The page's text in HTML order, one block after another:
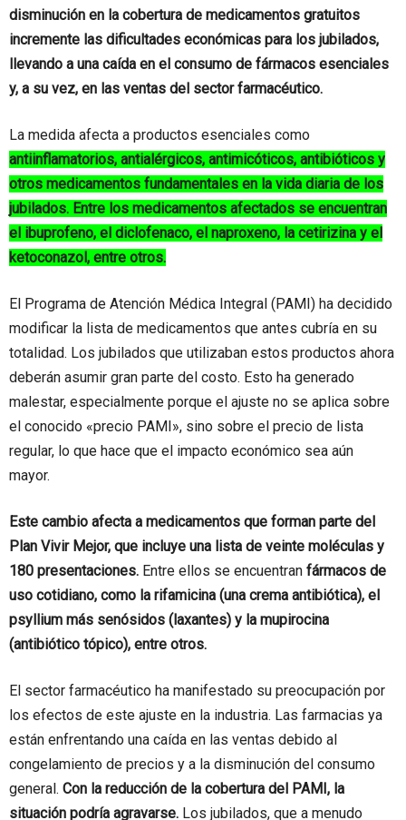
disminución en la cobertura de medicamentos gratuitos
incremente las dificultades económicas para los jubilados,
llevando a una caída en el consumo de fármacos esenciales
y, a su vez, en las ventas del sector farmacéutico.
La medida afecta a productos esenciales como
antiinflamatorios, antialérgicos, antimicóticos, antibióticos y
otros medicamentos fundamentales en la vida diaria de los
jubilados. Entre los medicamentos afectados se encuentran
el ibuprofeno, el diclofenaco, el naproxeno, la cetirizina y el
ketoconazol, entre otros.
El Programa de Atención Médica Integral (PAMI) ha decidido
modificar la lista de medicamentos que antes cubría en su
totalidad. Los jubilados que utilizaban estos productos ahora
deberán asumir gran parte del costo. Esto ha generado
malestar, especialmente porque el ajuste no se aplica sobre
el conocido «precio PAMI», sino sobre el precio de lista
regular, lo que hace que el impacto económico sea aún
mayor.
Este cambio afecta a medicamentos que forman parte del
Plan Vivir Mejor, que incluye una lista de veinte moléculas y
180 presentaciones. Entre ellos se encuentran fármacos de
uso cotidiano, como la rifamicina (una crema antibiótica), el
psyllium más senósidos (laxantes) y la mupirocina
(antibiótico tópico), entre otros.
El sector farmacéutico ha manifestado su preocupación por
los efectos de este ajuste en la industria. Las farmacias ya
están enfrentando una caída en las ventas debido al
congelamiento de precios y a la disminución del consumo
general. Con la reducción de la cobertura del PAMI, la
situación podría agravarse. Los jubilados, que a menudo